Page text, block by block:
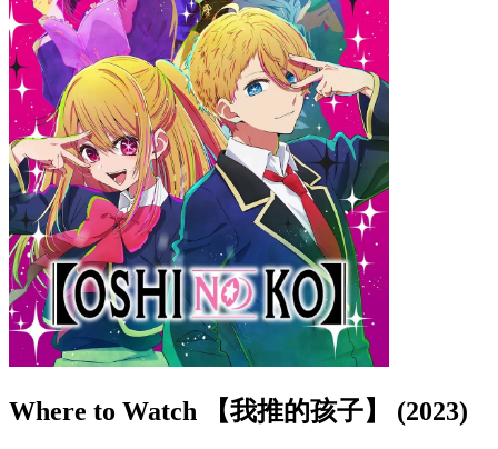
Where to Watch 【我推的孩子】 (2023)